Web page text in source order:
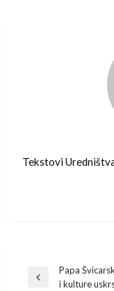
Tekstovi
Previous
Papa
i kulture